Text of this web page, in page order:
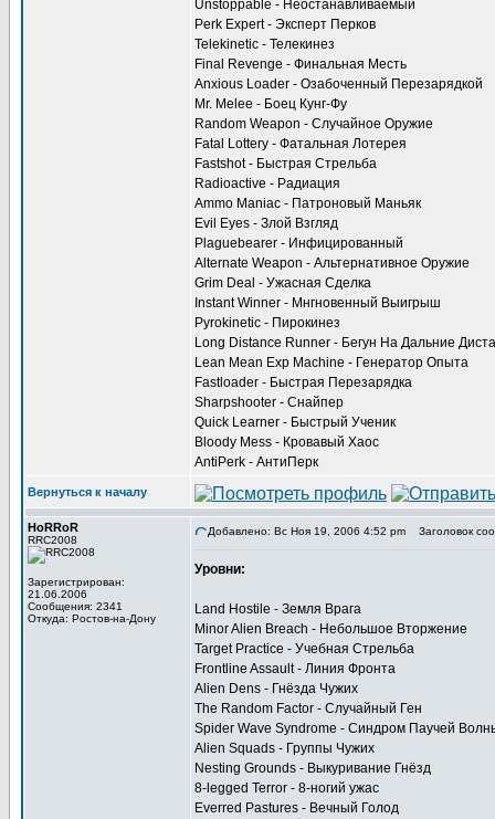
Unstoppable - Неостанавливаемый
Perk Expert - Эксперт Перков
Telekinetic - Телекинез
Final Revenge - Финальная Месть
Anxious Loader - Озабоченный Перезарядкой
Mr. Melee - Боец Кунг-Фу
Random Weapon - Случайное Оружие
Fatal Lottery - Фатальная Лотерея
Fastshot - Быстрая Стрельба
Radioactive - Радиация
Ammo Maniac - Патроновый Маньяк
Evil Eyes - Злой Взгляд
Plaguebearer - Инфицированный
Alternate Weapon - Альтернативное Оружие
Grim Deal - Ужасная Сделка
Instant Winner - Мнгновенный Выигрыш
Pyrokinetic - Пирокинез
Long Distance Runner - Бегун На Дальние
Lean Mean Exp Machine - Генератор Опыта
Fastloader - Быстрая Перезарядка
Sharpshooter - Снайпер
Quick Learner - Быстрый Ученик
Bloody Mess - Кровавый Хаос
AntiPerk - АнтиПерк
Вернуться к началу
HoRRoR
RRC2008
Зарегистрирован:
21.06.2006
Сообщения: 2341
Откуда: Ростов-на-Дону
Добавлено: Вс Ноя 19, 2006 4:52 pm Заголовок
Уровни:
Land Hostile - Земля Врага
Minor Alien Breach - Небольшое Вторжение
Target Practice - Учебная Стрельба
Frontline Assault - Линия Фронта
Alien Dens - Гнёзда Чужих
The Random Factor - Случайный Ген
Spider Wave Syndrome - Синдром Паучей
Alien Squads - Группы Чужих
Nesting Grounds - Выкуривание Гнёзд
8-legged Terror - 8-ногий ужас
Everred Pastures - Вечный Голод